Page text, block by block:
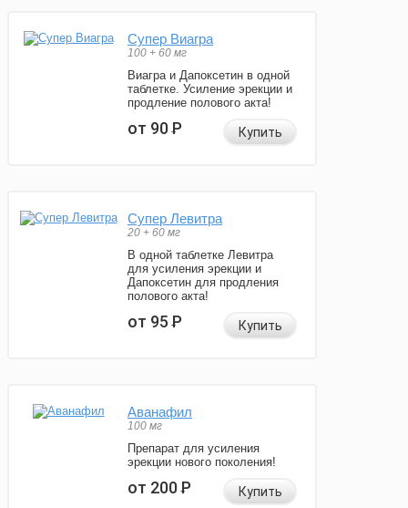
Супер Виагра
100 + 60 мг
Виагра и Дапоксетин в одной
таблетке. Усиление эрекции и
продление полового акта!
от 90Р Купить
Супер Левитра
20 + 60 мг
В одной таблетке Левитра
для усиления эрекции и
Дапоксетин для продления
полового акта!
от 95Р Купить
Аванафил
100 мг
Препарат для усиления
эрекции нового поколения!
от 200Р Купить